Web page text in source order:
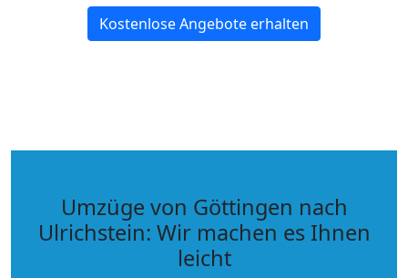
Kostenlose Angebote erhalten
Umzüge von Göttingen nach
Ulrichstein: Wir machen es Ihnen
leicht